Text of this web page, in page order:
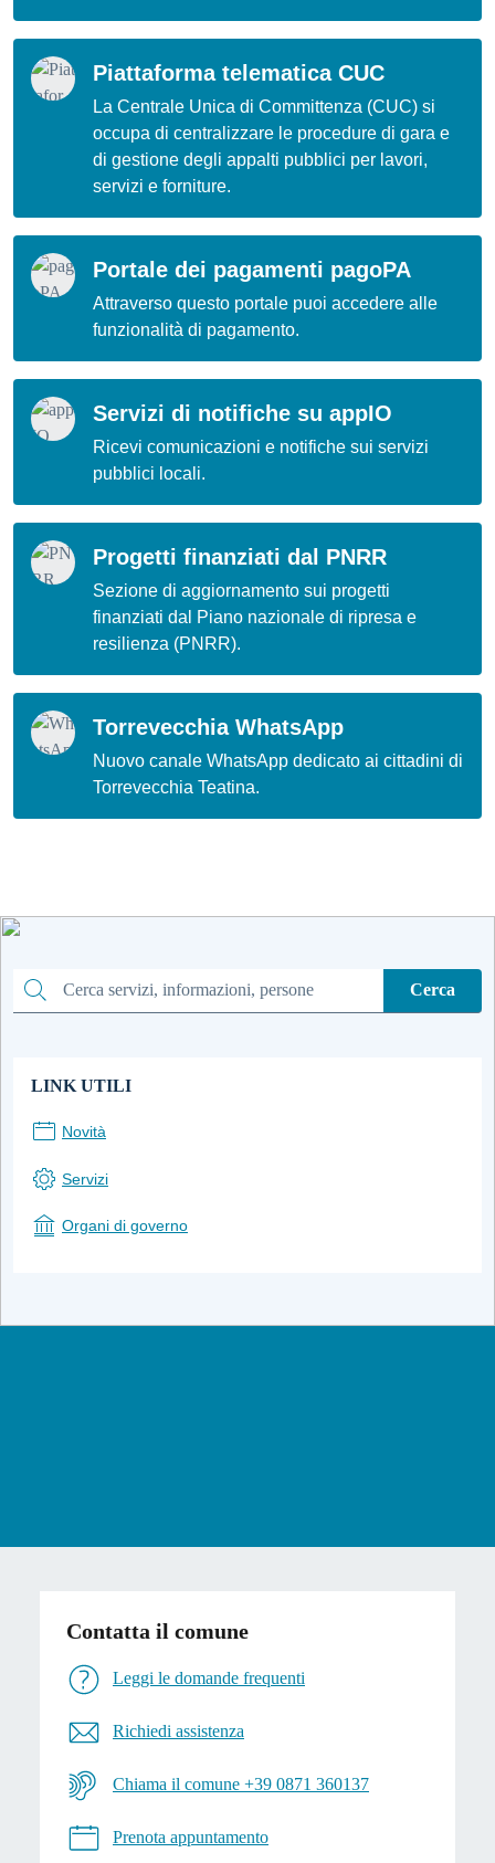
Piattaforma telematica CUC
La Centrale Unica di Committenza (CUC) si
occupa di centralizzare le procedure di gara e
di gestione degli appalti pubblici per lavori,
servizi e forniture.
Portale dei pagamenti pagoPA
Attraverso questo portale puoi accedere alle
funzionalità di pagamento.
Servizi di notifiche su appIO
Ricevi comunicazioni e notifiche sui servizi
pubblici locali.
Progetti finanziati dal PNRR
Sezione di aggiornamento sui progetti
finanziati dal Piano nazionale di ripresa e
resilienza (PNRR).
Torrevecchia WhatsApp
Nuovo canale WhatsApp dedicato ai cittadini di
Torrevecchia Teatina.
Cerca
Cerca
LINK UTILI
Novità
Servizi
Organi di governo
Contatta il comune
Leggi le domande frequenti
Richiedi assistenza
Chiama il comune +39 0871 360137
Prenota appuntamento